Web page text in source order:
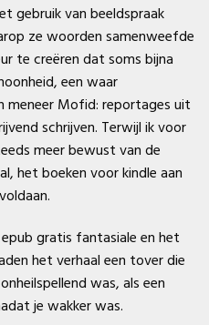
gebruik van beeldspraak
ze woorden samenweefde
te creëren dat soms bijna
een waar
meneer Mofid: reportages uit
schrijven. Terwijl ik voor
meer bewust van de
het boeken voor kindle aan
gratis fantasiale en het
het verhaal een tover die
was, als een
je wakker was.